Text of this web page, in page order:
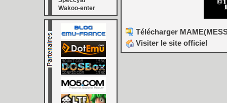
Wakoo-enter
Télécharger
Visiter le site officiel